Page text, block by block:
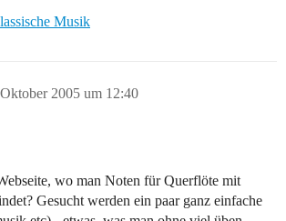
Musik
2005 um 12:40
wo man Noten für Querflöte mit
Gesucht werden ein paar ganz einfache